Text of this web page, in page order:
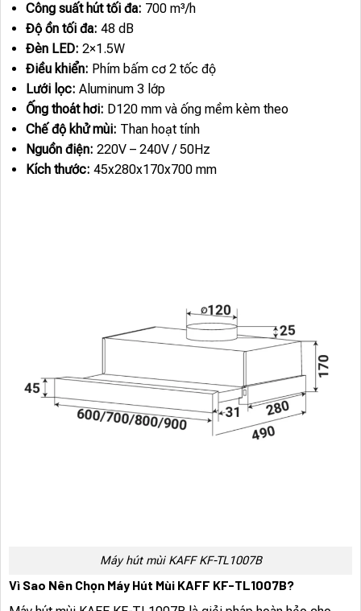
Công suất hút tối đa: 700 m³/h
Độ ồn tối đa: 48 dB
Đèn LED: 2×1.5W
Điều khiển: Phím bấm cơ 2 tốc độ
Lưới lọc: Aluminum 3 lớp
Ống thoát hơi: D120 mm và ống mềm kèm theo
Chế độ khử mùi: Than hoạt tính
Nguồn điện: 220V – 240V / 50Hz
Kích thước: 45x280x170x700 mm
Máy hút mùi KAFF KF-TL1007B
Vì Sao Nên Chọn Máy Hút Mùi KAFF KF-TL1007B?